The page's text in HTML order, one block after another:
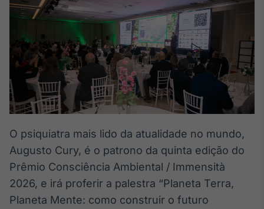
White Label
Plataforma para
conteúdos
personalizados
Soluções de Dados
e Conteúdos
Broadcast
OTC
Plataforma para
ativos
Broadcast
Datafeed
APIs para
O psiquiatra mais lido da atualidade no mundo,
Augusto Cury, é o patrono da quinta edição do
Prêmio Consciência Ambiental / Immensità
2026, e irá proferir a palestra “Planeta Terra,
Planeta Mente: como construir o futuro